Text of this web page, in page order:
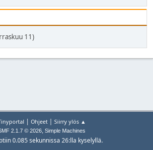
11)
| Ohjeet| Siirry ylös ▲
2.1.7 © 2026, Simple Machines
0.085 sekunnissa 26:lla kyselyllä.